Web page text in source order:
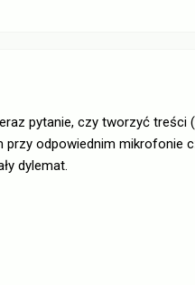
pytanie, czy tworzyć treści
przy odpowiednim mikrofonie
dylemat.